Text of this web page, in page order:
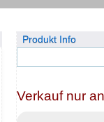
Produkt Info
Verkauf nur